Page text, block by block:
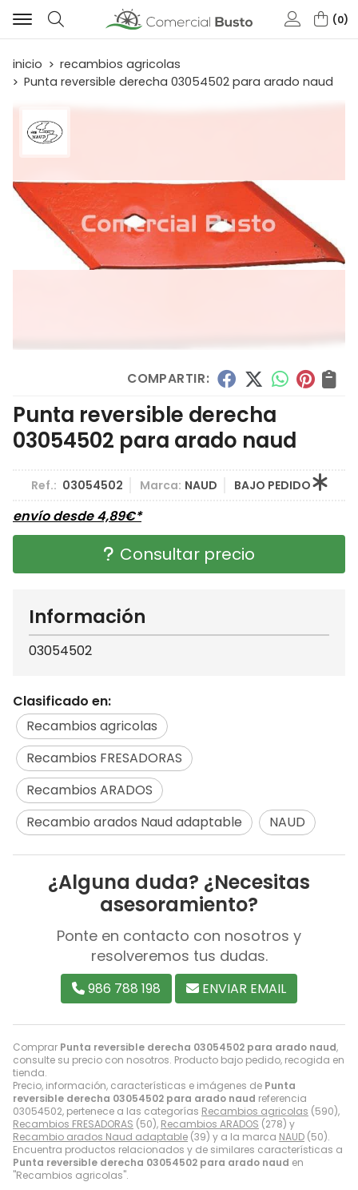
Buscar
0
inicio
recambios agricolas
Punta reversible derecha 03054502 para arado naud
COMPARTIR:
Punta reversible derecha
03054502 para arado naud
Ref.: 03054502 Marca: NAUD BAJO PEDIDO
envío desde4,89€*
Consultar precio
Comprar Punta reversible derecha 03054502 para arado naud,
consulte su precio con nosotros. Producto bajo pedido, recogida en
tienda.
Precio, información, características e imágenes de Punta
reversible derecha 03054502 para arado naud referencia
03054502, pertenece a las categorías Recambios agricolas (590),
Recambios FRESADORAS (50), Recambios ARADOS (278) y
Recambio arados Naud adaptable (39) y a la marca NAUD (50).
Encuentra productos relacionados y de similares características a
Punta reversible derecha 03054502 para arado naud en
"Recambios agricolas".
Información
03054502
Clasificado en:
Recambios agricolas
Recambios FRESADORAS
Recambios ARADOS
Recambio arados Naud adaptable
NAUD
¿Alguna duda? ¿Necesitas
asesoramiento?
Ponte en contacto con nosotros y
resolveremos tus dudas.
986 788 198 ENVIAR EMAIL